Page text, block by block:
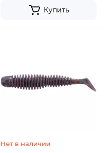
Купить
Нет в наличии